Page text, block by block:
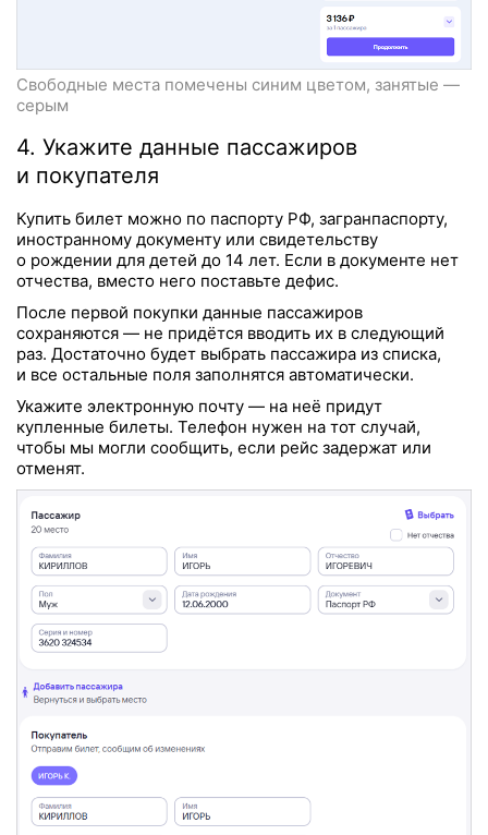
Свободные места помечены синим цветом, занятые —
серым
4. Укажите данные пассажиров
и покупателя
Купить билет можно по паспорту РФ, загранпаспорту,
иностранному документу или свидетельству
о рождении для детей до 14 лет. Если в документе нет
отчества, вместо него поставьте дефис.
После первой покупки данные пассажиров
сохраняются — не придётся вводить их в следующий
раз. Достаточно будет выбрать пассажира из списка,
и все остальные поля заполнятся автоматически.
Укажите электронную почту — на неё придут
купленные билеты. Телефон нужен на тот случай,
чтобы мы могли сообщить, если рейс задержат или
отменят.